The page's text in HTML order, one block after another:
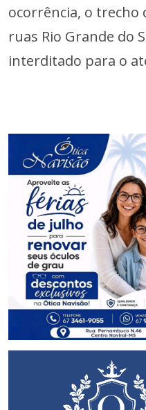
ocorrência, o trecho
ruas Rio Grande do
interditado para o